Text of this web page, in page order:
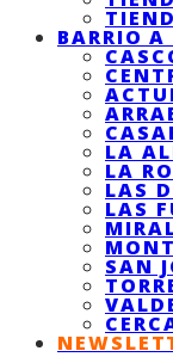
BARRIO A
LA
LA
LAS
LAS
SAN